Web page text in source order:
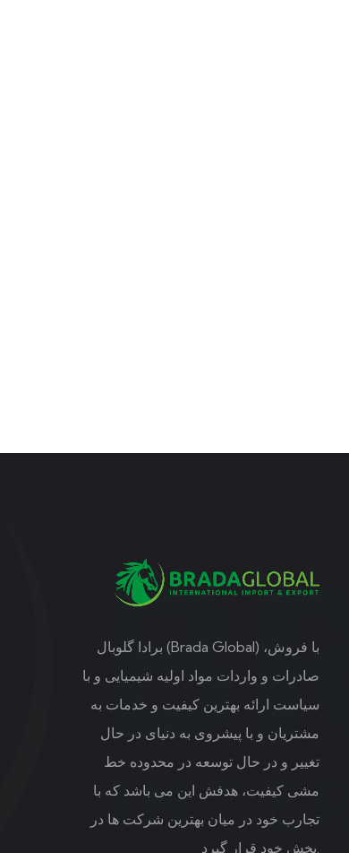
برادا گلوبال (Brada Global) با فروش،
صادرات و واردات مواد اولیه شیمیایی و با
سیاست ارائه بهترین کیفیت و خدمات به
مشتریان و با پیشروی به دنیای در حال
تغییر و در حال توسعه در محدوده خط
مشی کیفیت، هدفش این می باشد که با
تجارب خود در میان بهترین شرکت ها در
بخش خود قرار گیرد.